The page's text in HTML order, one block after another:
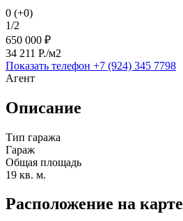
0 (+0)
1/2
650 000 ₽
34 211 P./м2
Показать телефон +7 (924) 345 7798
Агент
Описание
Тип гаража
Гараж
Общая площадь
19 кв. м.
Расположение на карте